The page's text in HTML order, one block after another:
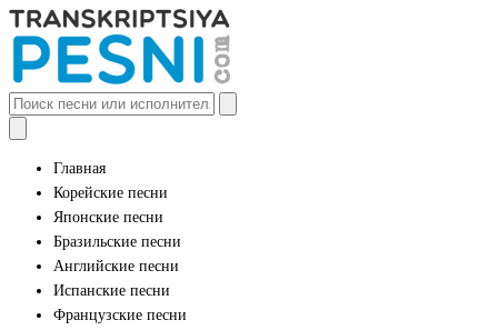
Главная
Корейские песни
Японские песни
Бразильские песни
Английские песни
Испанские песни
Французские песни